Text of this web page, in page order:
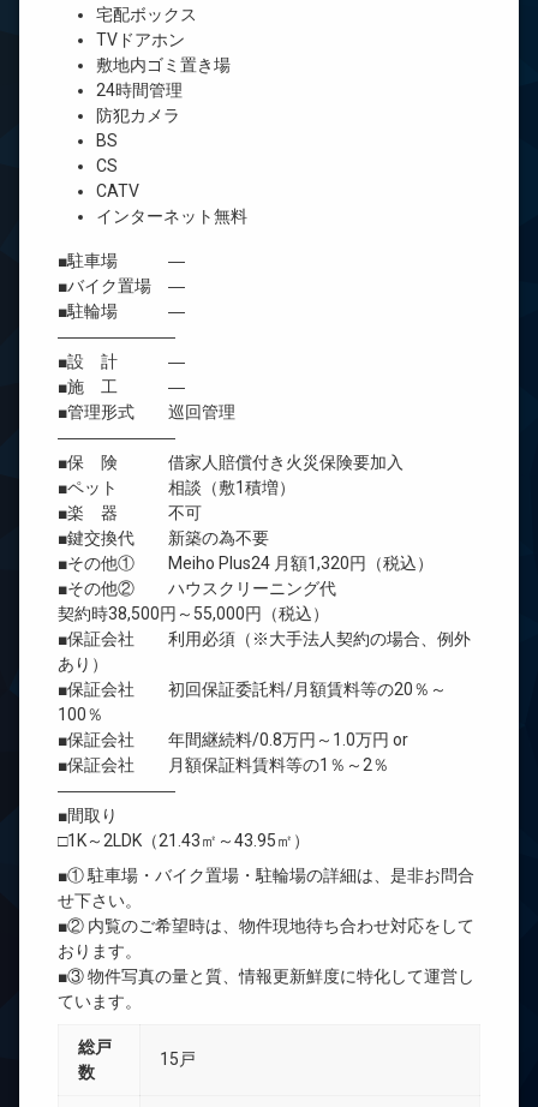
宅配ボックス
TVドアホン
敷地内ゴミ置き場
24時間管理
防犯カメラ
BS
CS
CATV
インターネット無料
■駐車場 ―
■バイク置場 ―
■駐輪場 ―
―――――――
■設 計 ―
■施 工 ―
■管理形式 巡回管理
―――――――
■保 険 借家人賠償付き火災保険要加入
■ペット 相談（敷1積増）
■楽 器 不可
■鍵交換代 新築の為不要
■その他① Meiho Plus24 月額1,320円（税込）
■その他② ハウスクリーニング代
契約時38,500円～55,000円（税込）
■保証会社 利用必須（※大手法人契約の場合、例外
あり）
■保証会社 初回保証委託料/月額賃料等の20％～
100％
■保証会社 年間継続料/0.8万円～1.0万円 or
■保証会社 月額保証料賃料等の1％～2％
―――――――
■間取り
□1K～2LDK（21.43㎡～43.95㎡）
■① 駐車場・バイク置場・駐輪場の詳細は、是非お問合
せ下さい。
■② 内覧のご希望時は、物件現地待ち合わせ対応をして
おります。
■③ 物件写真の量と質、情報更新鮮度に特化して運営し
ています。
総戸
数
15戸